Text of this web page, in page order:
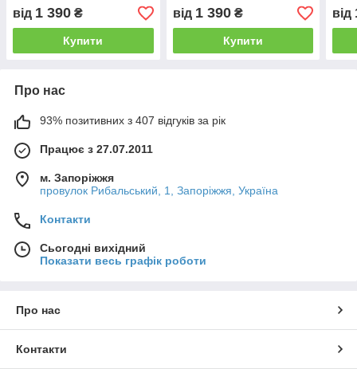
від 1 390 ₴
Купити
від 1 390₴
Купити
від
Про нас
93% позитивних з 407 відгуків за рік
Працює з 27.07.2011
м. Запоріжжя
провулок Рибальський, 1, Запоріжжя, Україна
Контакти
Сьогодні вихідний
Показати весь графік роботи
Про нас
Контакти